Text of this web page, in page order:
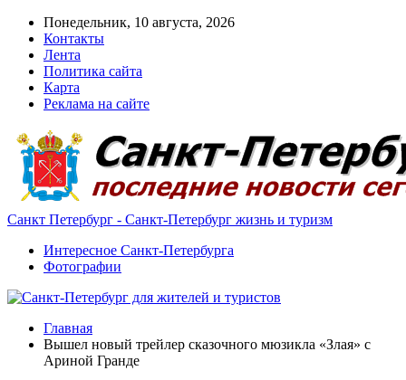
Понедельник, 10 августа, 2026
Контакты
Лента
Политика сайта
Карта
Реклама на сайте
Санкт Петербург - Санкт-Петербург жизнь и туризм
Интересное Санкт-Петербурга
Фотографии
Главная
Вышел новый трейлер сказочного мюзикла «Злая» с
Ариной Гранде